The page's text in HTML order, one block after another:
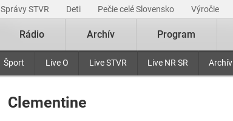
Správy STVR Deti Pečie celé Slovensko Výročie
Šport Live O Live STVR Live NR SR Archív
Rádio Archív Program
Clementine